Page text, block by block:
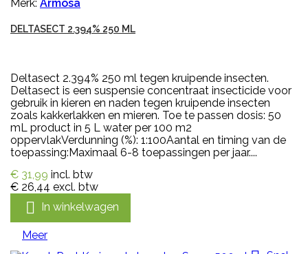
Merk: Armosa
DELTASECT 2.394% 250 ML
Deltasect 2.394% 250 ml tegen kruipende insecten.
Deltasect is een suspensie concentraat insecticide voor
gebruik in kieren en naden tegen kruipende insecten
zoals kakkerlakken en mieren. Toe te passen dosis: 50
mL product in 5 L water per 100 m2
oppervlakVerdunning (%): 1:100Aantal en timing van de
toepassing:Maximaal 6-8 toepassingen per jaar....
€ 31,99 incl. btw
€ 26,44 excl. btw
 In winkelwagen
Meer